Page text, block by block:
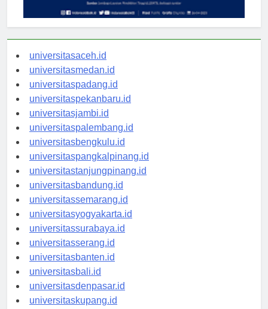
universitasaceh.id
universitasmedan.id
universitaspadang.id
universitaspekanbaru.id
universitasjambi.id
universitaspalembang.id
universitasbengkulu.id
universitaspangkalpinang.id
universitastanjungpinang.id
universitasbandung.id
universitassemarang.id
universitasyogyakarta.id
universitassurabaya.id
universitasserang.id
universitasbanten.id
universitasbali.id
universitasdenpasar.id